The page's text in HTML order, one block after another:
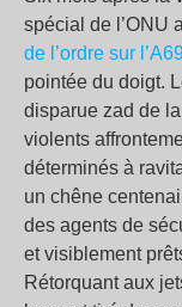
spécial de l’ONU
de l’ordre sur
pointée du doigt.
disparue zad de
violents
déterminés à
un chêne
des agents de
et visiblement
Rétorquant aux